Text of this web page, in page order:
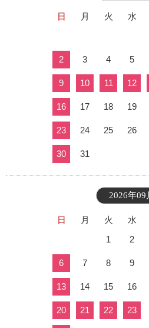
日 月 火 水
2 3 4 5
9 10 11 12
16 17 18 19
23 24 25 26
30 31
2026年09
日 月 火 水
1
2
6 7 8 9
13 14 15 16
20 21 22 23